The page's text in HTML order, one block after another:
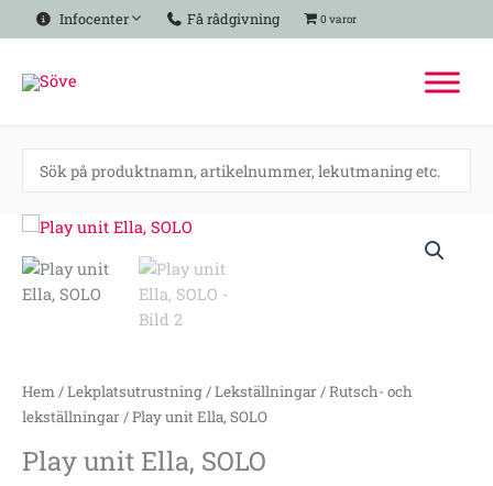
Hoppa
till
Infocenter Få rådgivning 0 varor
Hem/Lekplatsutrustning/Lekställningar/Rutsch- och
lekställningar/ Play unit Ella, SOLO
Play unit Ella, SOLO
Play
unit
Ella,
SOLO